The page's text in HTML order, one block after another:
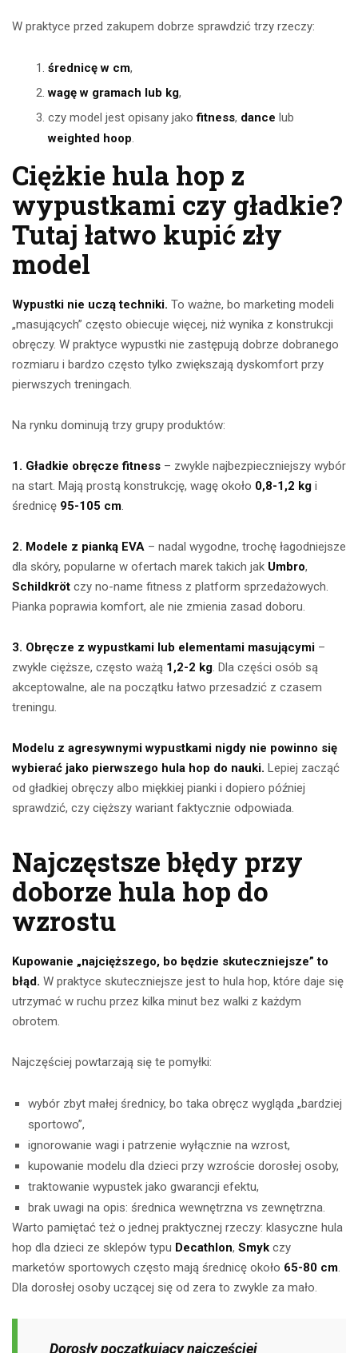
W praktyce przed zakupem dobrze sprawdzić trzy rzeczy:
średnicę w cm,
wagę w gramach lub kg,
czy model jest opisany jakofitness, dance lub
weighted hoop.
Ciężkie hula hop z
wypustkami czy gładkie?
Tutaj łatwo kupić zły
model
Wypustki nie uczą techniki. To ważne, bo marketing modeli
„masujących” często obiecuje więcej, niż wynika z konstrukcji
obręczy. W praktyce wypustki nie zastępują dobrze dobranego
rozmiaru i bardzo często tylko zwiększają dyskomfort przy
pierwszych treningach.
Na rynku dominują trzy grupy produktów:
1. Gładkie obręcze fitness – zwykle najbezpieczniejszy wybór
na start. Mają prostą konstrukcję, wagę około 0,8-1,2 kg i
średnicę 95-105 cm.
2. Modele z pianką EVA – nadal wygodne, trochę łagodniejsze
dla skóry, popularne w ofertach marek takich jak Umbro,
Schildkröt czy no-name fitness z platform sprzedażowych.
Pianka poprawia komfort, ale nie zmienia zasad doboru.
3. Obręcze z wypustkami lub elementami masującymi –
zwykle cięższe, często ważą 1,2-2 kg. Dla części osób są
akceptowalne, ale na początku łatwo przesadzić z czasem
treningu.
Modelu z agresywnymi wypustkami nigdy nie powinno się
wybierać jako pierwszego hula hop do nauki. Lepiej zacząć
od gładkiej obręczy albo miękkiej pianki i dopiero później
sprawdzić, czy cięższy wariant faktycznie odpowiada.
Najczęstsze błędy przy
doborze hula hop do
wzrostu
Kupowanie „najcięższego, bo będzie skuteczniejsze” to
błąd. W praktyce skuteczniejsze jest to hula hop, które daje się
utrzymać w ruchu przez kilka minut bez walki z każdym
obrotem.
Najczęściej powtarzają się te pomyłki:
wybór zbyt małej średnicy, bo taka obręcz wygląda „bardziej
sportowo”,
ignorowanie wagi i patrzenie wyłącznie na wzrost,
kupowanie modelu dla dzieci przy wzroście dorosłej osoby,
traktowanie wypustek jako gwarancji efektu,
brak uwagi na opis: średnica wewnętrzna vs zewnętrzna.
Warto pamiętać też o jednej praktycznej rzeczy: klasyczne hula
hop dla dzieci ze sklepów typu Decathlon, Smyk czy
marketów sportowych często mają średnicę około 65-80 cm.
Dla dorosłej osoby uczącej się od zera to zwykle za mało.
Dorosły początkujący najczęściej